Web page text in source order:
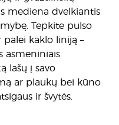
mediena dvelkiantis
Tepkite pulso
palei kaklo liniją –
asmeniniais
lašų į savo
ar plaukų bei kūno
ir švytės.